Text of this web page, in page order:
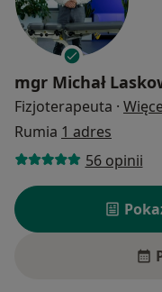
mgr Michał
Fizjoterapeuta ·
Rumia 1 adres
56 opinii